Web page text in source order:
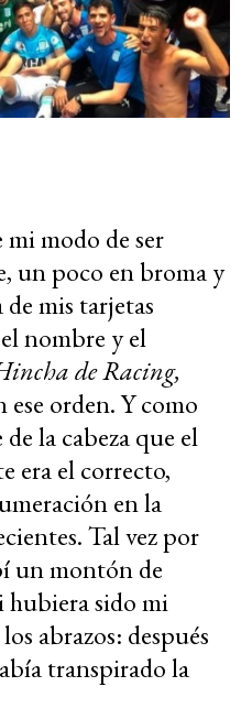
mi modo de ser
un poco en broma y
mis tarjetas
nombre y el
de Racing,
ese orden. Y como
la cabeza que el
era el correcto,
en la
Tal vez por
un montón de
hubiera sido mi
abrazos: después
transpirado la